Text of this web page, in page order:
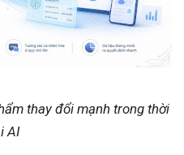
thay đổi mạnh trong thời
AI